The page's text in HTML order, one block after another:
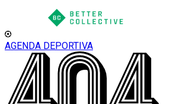
AGENDA DEPORTIVA